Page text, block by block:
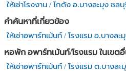
ให้เช่าโรงงาน / โกดัง อ.บางละมุง ชลบุ
คำค้นหาที่เกี่ยวข้อง
ให้เช่าอพาร์ทเม้นท์ / โรงแรม อ.บางละ
หอพัก อพาร์ทเม้นท์/โรงแรม ในเขต
ให้เช่าอพาร์ทเม้นท์ / โรงแรม ต.บางละ